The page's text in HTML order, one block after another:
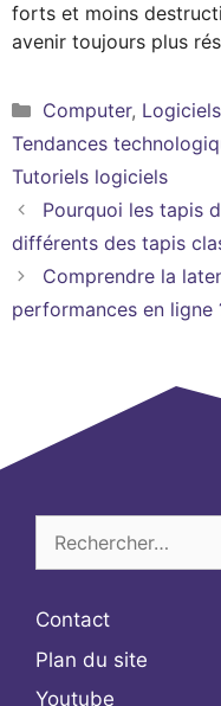
forts et moins
avenir toujours plus
Catégories
Computer,
Tendances
Tutoriels logiciels
Pourquoi les tapis
différents des tapis
Comprendre la
performances en ligne
Contact
Plan du site
Youtube